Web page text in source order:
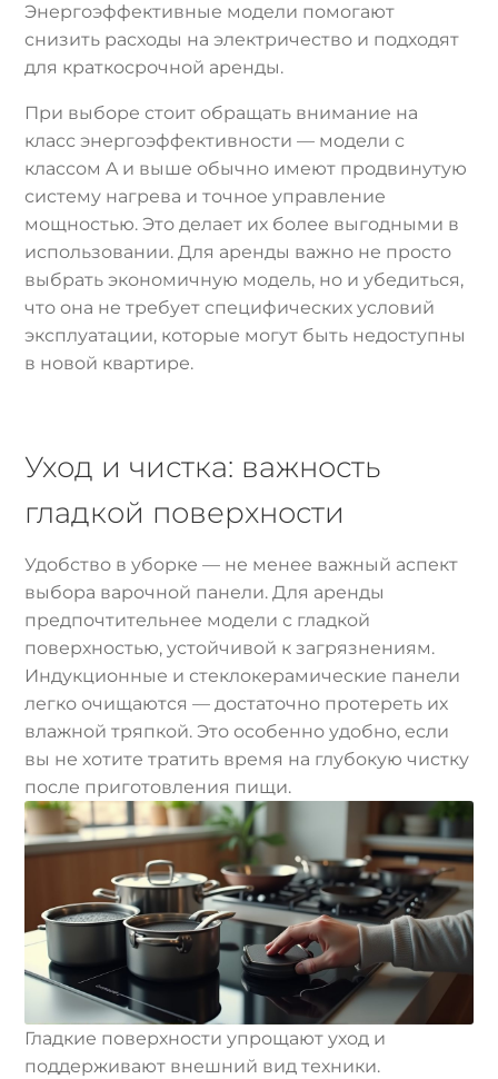
Энергоэффективные модели помогают
снизить расходы на электричество и подходят
для краткосрочной аренды.
При выборе стоит обращать внимание на
класс энергоэффективности — модели с
классом A и выше обычно имеют продвинутую
систему нагрева и точное управление
мощностью. Это делает их более выгодными в
использовании. Для аренды важно не просто
выбрать экономичную модель, но и убедиться,
что она не требует специфических условий
эксплуатации, которые могут быть недоступны
в новой квартире.
Уход и чистка: важность
гладкой поверхности
Удобство в уборке — не менее важный аспект
выбора варочной панели. Для аренды
предпочтительнее модели с гладкой
поверхностью, устойчивой к загрязнениям.
Индукционные и стеклокерамические панели
легко очищаются — достаточно протереть их
влажной тряпкой. Это особенно удобно, если
вы не хотите тратить время на глубокую чистку
после приготовления пищи.
Гладкие поверхности упрощают уход и
поддерживают внешний вид техники.